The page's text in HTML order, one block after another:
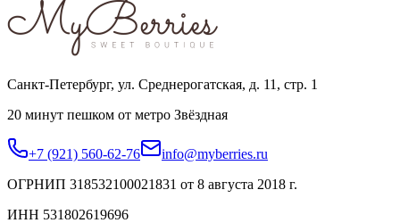
Санкт-Петербург, ул. Среднерогатская, д. 11, стр. 1
20 минут пешком от метро Звёздная
+7 (921) 560-62-76
info@myberries.ru
ОГРНИП 318532100021831 от 8 августа 2018 г.
ИНН 531802619696